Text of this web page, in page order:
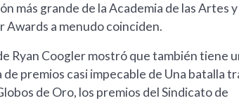
más grande de la Academia de las Artes y
Awards a menudo coinciden.
Ryan Coogler mostró que también tiene
premios casi impecable de Una batalla
de Oro, los premios del Sindicato de